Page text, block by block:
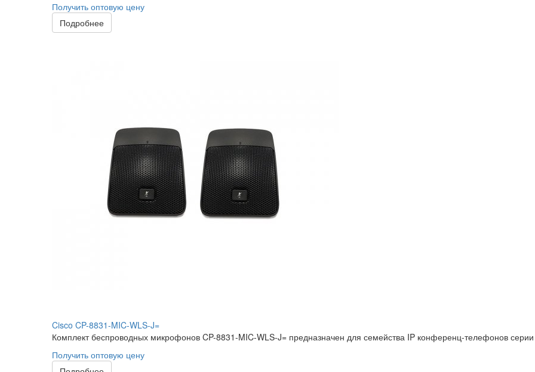
Получить оптовую цену
Подробнее
Cisco CP-8831-MIC-WLS-J=
Комплект беспроводных микрофонов CP-8831-MIC-WLS-J= предназначен для семейства IP конференц-телефонов
Получить оптовую цену